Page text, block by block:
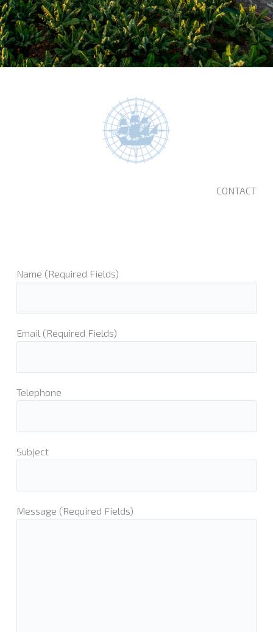
CONTACT
Name (Required Fields)
Email (Required Fields)
Telephone
Subject
Message (Required Fields)